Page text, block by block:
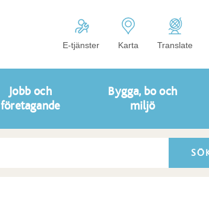
E-tjänster Karta Translate
Jobb och
företagande
Bygga, bo och
miljö